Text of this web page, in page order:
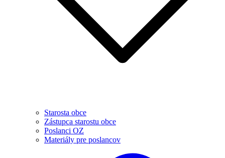
Starosta obce
Zástupca starostu obce
Poslanci OZ
Materiály pre poslancov